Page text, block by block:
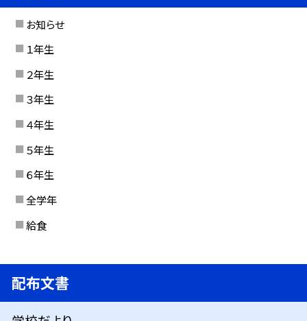
お知らせ
１年生
２年生
３年生
４年生
５年生
６年生
全学年
給食
配布文書